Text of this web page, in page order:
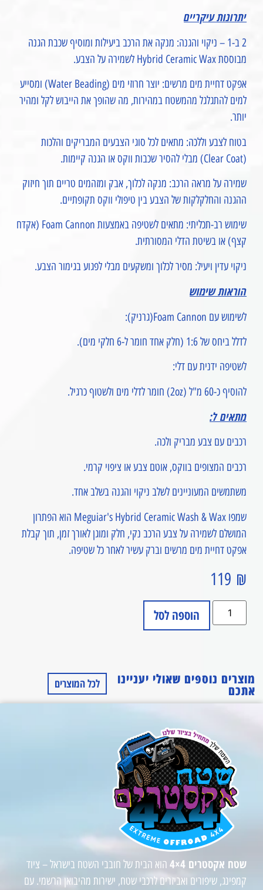
יתרונות עיקריים
2 ב-1 – ניקוי והגנה: מנקה את הרכב ביעילות ומוסיף שכבת הגנה
מבוססת Hybrid Ceramic Wax לשמירה על הצבע.
אפקט דחיית מים מרשים: יוצר חרוזי מים (Water Beading) ומסייע
למים להתגלגל מהמשטח במהירות, מה שהופך את הייבוש לקל ומהיר
יותר.
בטוח לצבע וללכה: מתאים לכל סוגי הצבעים המבריקים והלכות
(Clear Coat) מבלי להסיר שכבות ווקס או הגנה קיימות.
שמירה על מראה הרכב: מנקה לכלוך, אבק ומזהמים טריים תוך חיזוק
ההגנה והחלקלקות של הצבע בין טיפולי ווקס תקופתיים.
שימוש רב-תכליתי: מתאים לשטיפה באמצעות Foam Cannon (אקדח
קצף) או בשיטת הדלי המסורתית.
ניקוי עדין ויעיל: מסיר לכלוך ומשקעים מבלי לפגוע בגימור הצבע.
הוראות שימוש
לשימוש עם Foam Cannon(גרניק):
לדלל ביחס של 1:6 (חלק אחד חומר ל-6 חלקי מים).
לשטיפה ידנית עם דלי:
להוסיף כ-60 מ"ל (2oz) חומר לדלי מים ולשטוף כרגיל.
מתאים ל:
רכבים עם צבע מבריק ולכה.
רכבים המצופים בווקס, אוטם צבע או ציפוי קרמי.
משתמשים המעוניינים לשלב ניקוי והגנה בשלב אחד.
שמפו Meguiar's Hybrid Ceramic Wash & Wax הוא הפתרון
המושלם לשמירה על צבע הרכב נקי, חלק ומוגן לאורך זמן, תוך קבלת
אפקט דחיית מים מרשים וברק עשיר לאחר כל שטיפה.
119 ₪
הוספה לסל
מוצרים נוספים שאולי יעניינו
אתכם לכל המוצרים
שטח אקסטרים 4×4
הוא הבית של חובבי השטח בישראל – ציוד
קמפינג, שיפורים ואביזרים לרכבי שטח, ישירות מהיבואן הרשמי. עם